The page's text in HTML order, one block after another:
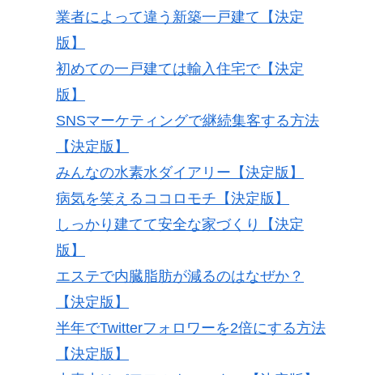
業者によって違う新築一戸建て【決定
版】
初めての一戸建ては輸入住宅で【決定
版】
SNSマーケティングで継続集客する方法
【決定版】
みんなの水素水ダイアリー【決定版】
病気を笑えるココロモチ【決定版】
しっかり建てて安全な家づくり【決定
版】
エステで内臓脂肪が減るのはなぜか？
【決定版】
半年でTwitterフォロワーを2倍にする方法
【決定版】